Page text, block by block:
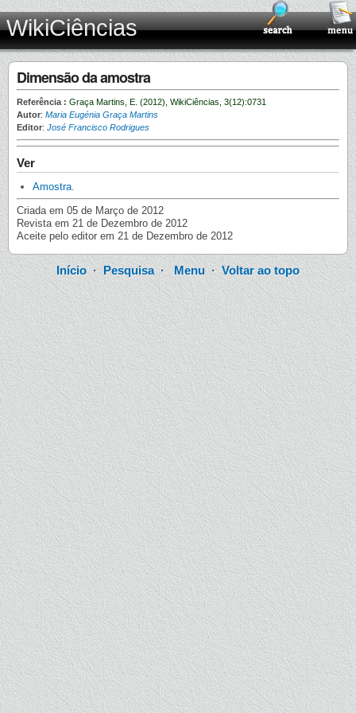
WikiCiências
Dimensão da amostra
Referência : Graça Martins, E. (2012), WikiCiências, 3(12):0731
Autor: Maria Eugénia Graça Martins
Editor: José Francisco Rodrigues
Ver
Amostra.
Criada em 05 de Março de 2012
Revista em 21 de Dezembro de 2012
Aceite pelo editor em 21 de Dezembro de 2012
Início· Pesquisa·Menu ·Voltar ao topo